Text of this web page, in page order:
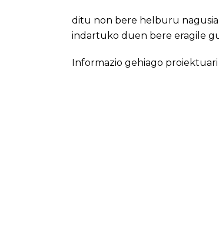
ditu non bere helburu
indartuko duen bere eragile
Informazio gehiago